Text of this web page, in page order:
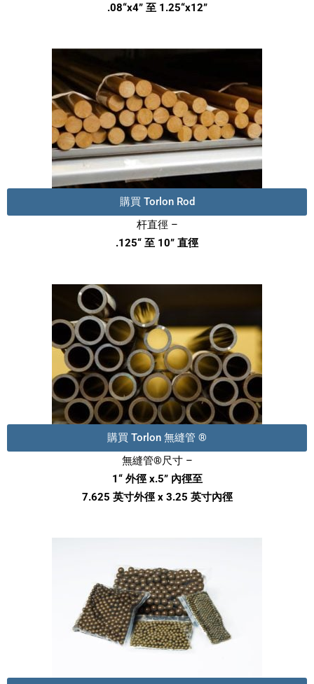
.08“x4” 至 1.25“x12”
購買 Torlon Rod
杆直徑 –
.125“ 至 10” 直徑
購買 Torlon 無縫管 ®
無縫管®尺寸 –
1“ 外徑 x.5” 內徑至
7.625 英寸外徑 x 3.25 英寸內徑